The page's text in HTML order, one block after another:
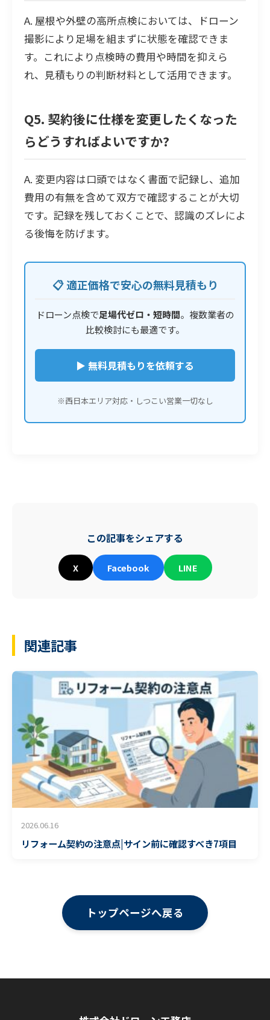
A. 屋根や外壁の高所点検においては、ドローン
撮影により足場を組まずに状態を確認できま
す。これにより点検時の費用や時間を抑えら
れ、見積もりの判断材料として活用できます。
Q5. 契約後に仕様を変更したくなった
らどうすればよいですか?
A. 変更内容は口頭ではなく書面で記録し、追加
費用の有無を含めて双方で確認することが大切
です。記録を残しておくことで、認識のズレによ
る後悔を防げます。
📋 適正価格で安心の無料見積もり
ドローン点検で足場代ゼロ・短時間。複数業者の
比較検討にも最適です。
▶ 無料見積もりを依頼する
※西日本エリア対応・しつこい営業一切なし
この記事をシェアする
X Facebook LINE
関連記事
2026.06.16
リフォーム契約の注意点|サイン前に確認すべき7項目
トップページへ戻る